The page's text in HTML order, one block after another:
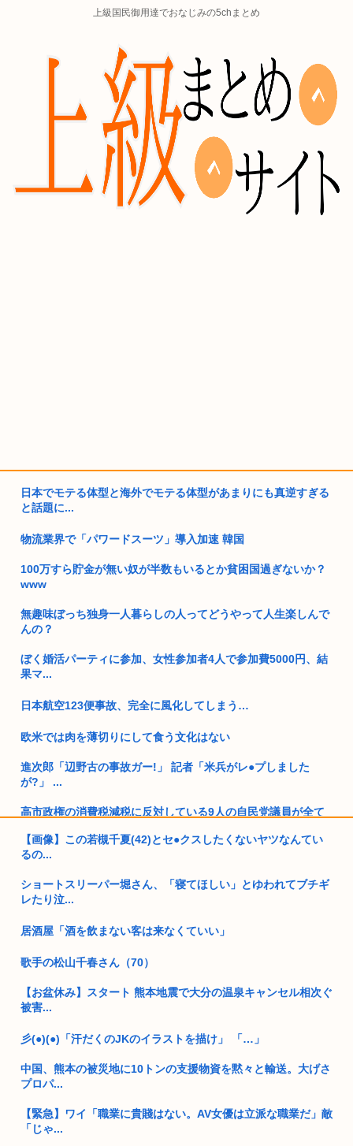
上級国民御用達でおなじみの5chまとめ
日本でモテる体型と海外でモテる体型があまりにも真逆すぎる
と話題に...
物流業界で「パワードスーツ」導入加速 韓国
100万すら貯金が無い奴が半数もいるとか貧困国過ぎないか？
www
無趣味ぼっち独身一人暮らしの人ってどうやって人生楽しんで
んの？
ぼく婚活パーティに参加、女性参加者4人で参加費5000円、結
果マ...
日本航空123便事故、完全に風化してしまう…
欧米では肉を薄切りにして食う文化はない
進次郎「辺野古の事故ガー!」 記者「米兵がレ●プしました
が?」 ...
高市政権の消費税減税に反対している9人の自民党議員が全て
独身弱男、お盆のスーパーで大失態www
オーストラリア研究チーム、45年間、2700人以上を研究した
結果...
靖国神社「軍服のコスプレやめろ、"慰霊"の意味考えろ」
ネトウヨ「在日特権やばい。働かずに年間600万円もらって豪
阿波おどりで女性のカラダを強調した動画が拡散されてるらし
保守を...
中国さん、日本に対しあまりにも酷い暴言を放つ 「侵略戦争仕
【画像】この若槻千夏(42)とセ●クスしたくないヤツなんてい
るの...
ショートスリーパー堀さん、「寝てほしい」とゆわれてブチギ
レたり泣...
居酒屋「酒を飲まない客は来なくていい」
歌手の松山千春さん（70）
【お盆休み】スタート 熊本地震で大分の温泉キャンセル相次ぐ
被害...
彡(●)(●)「汗だくのJKのイラストを描け」 「…」
中国、熊本の被災地に10トンの支援物資を黙々と輸送。大げさ
プロパ...
【緊急】ワイ「職業に貴賤はない。AV女優は立派な職業だ」敵
「じゃ...